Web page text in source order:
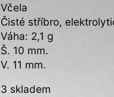
Včela
Čisté stříbro,
Váha: 2,1 g
Š. 10 mm.
V. 11 mm.
3 skladem